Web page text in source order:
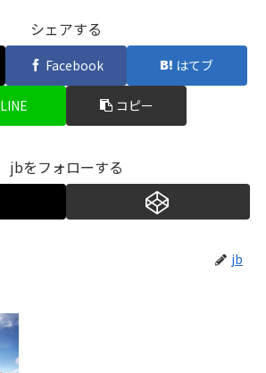
シェアする
Facebook はてブ
LINE コピー
jbをフォローする
jb